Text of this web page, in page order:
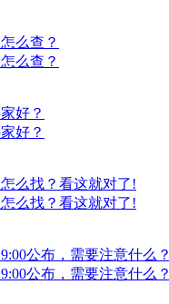
么查？
么查？
好？
好？
么找？看这就对了!
么找？看这就对了!
公布，需要注意什么？
公布，需要注意什么？